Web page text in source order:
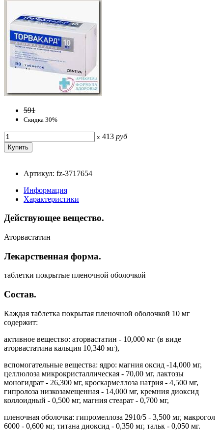
591
Скидка 30%
x 413 руб
Артикул: fz-3717654
Информация
Характеристики
Действующее вещество.
Аторвастатин
Лекарственная форма.
таблетки покрытые пленочной оболочкой
Состав.
Каждая таблетка покрытая пленочной оболочкой 10 мг
содержит:
активное вещество: аторвастатин - 10,000 мг (в виде
аторвастатина кальция 10,340 мг),
вспомогательные вещества: ядро: магния оксид -14,000 мг,
целлюлоза микрокристаллическая - 70,00 мг, лактозы
моногидрат - 26,300 мг, кроскармеллоза натрия - 4,500 мг,
гипролоза низкозамещенная - 14,000 мг, кремния диоксид
коллоидный - 0,500 мг, магния стеарат - 0,700 мг,
пленочная оболочка: гипромеллоза 2910/5 - 3,500 мг, макрогол
6000 - 0,600 мг, титана диоксид - 0,350 мг, тальк - 0,050 мг.